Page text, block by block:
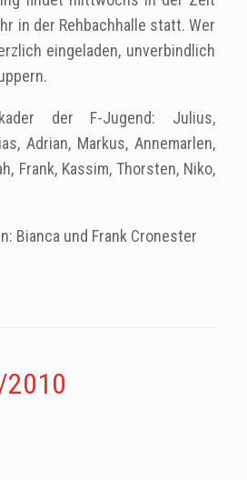
in der Rehbachhalle statt. Wer
eingeladen, unverbindlich
der F-Jugend: Julius,
Adrian, Markus, Annemarlen,
Frank, Kassim, Thorsten, Niko,
Bianca und Frank Cronester